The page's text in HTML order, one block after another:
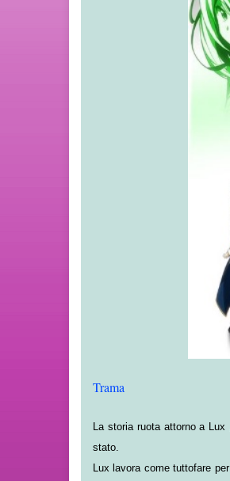
Trama
La storia ruota attorno a
stato.
Lux lavora come tuttofare